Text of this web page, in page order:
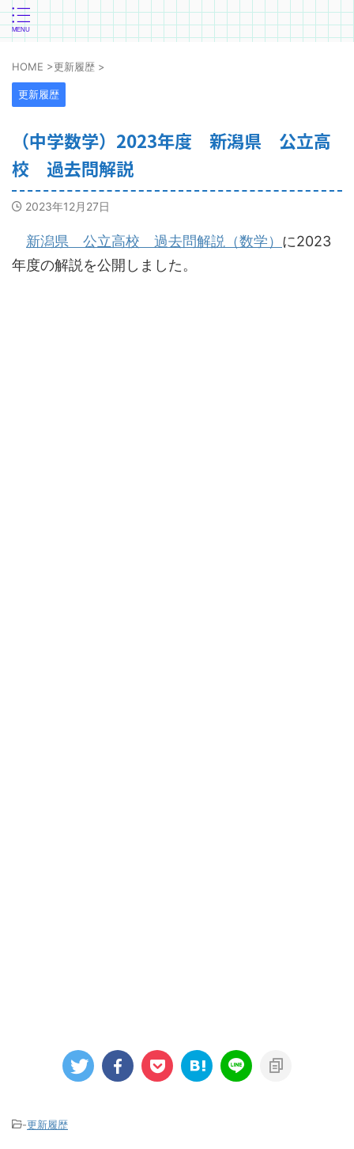
HOME >更新履歴 >
更新履歴
（中学数学）2023年度 新潟県 公立高
校 過去問解説
2023年12月27日
新潟県 公立高校 過去問解説（数学） に2023
年度の解説を公開しました。
-更新履歴